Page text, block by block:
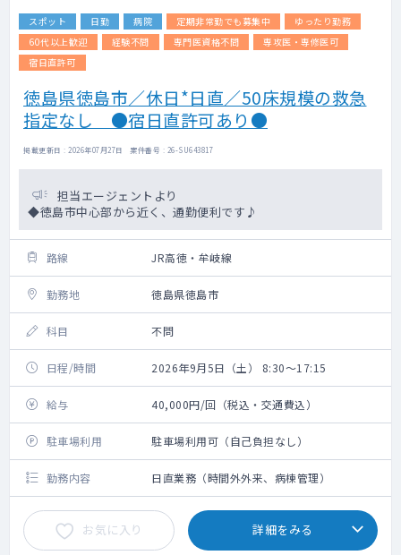
スポット 日勤 病院 定期非常勤でも募集中
ゆったり勤務
60代以上歓迎
経験不問 専門医資格不問
専攻医・専修医可
宿日直許可
徳島県徳島市／休日*日直／50床規模の救急
指定なし ●宿日直許可あり●
掲載更新日 : 2026年07月27日 案件番号 : 26-SU643817
担当エージェントより
◆徳島市中心部から近く、通勤便利です♪
路線 JR高徳・牟岐線
勤務地 徳島県徳島市
科目 不問
日程/時間 2026年9月5日（土） 8:30～17:15
給与 40,000円/回（税込・交通費込）
駐車場利用 駐車場利用可（自己負担なし）
勤務内容 日直業務（時間外外来、病棟管理）
お気に入り 詳細をみる